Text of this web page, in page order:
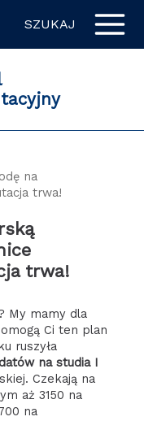
SZUKAJ
na
trwa!
trwa!
My mamy dla
Ci ten plan
ruszyła
na studia I
Czekają na
aż 3150 na
na